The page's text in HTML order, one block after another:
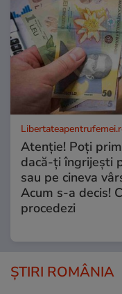
Atenție! Poți
dacă-ți îngrijești
sau pe cineva
Acum s-a decis!
procedezi
ȘTIRI ROMÂNIA